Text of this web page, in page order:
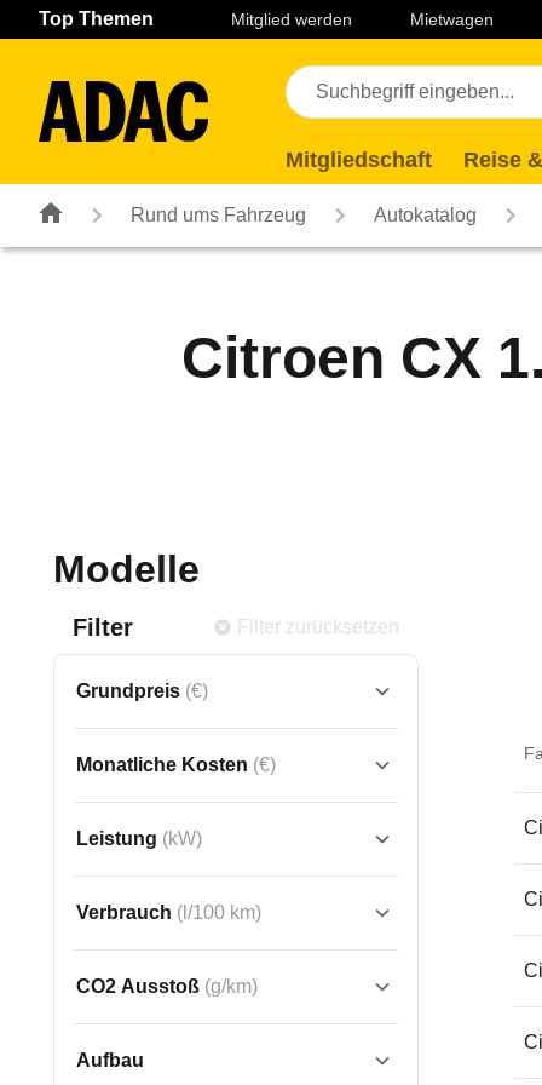
Navigation Seiteninhalt Fußzeile
Top Themen Mitglied werden Mietwagen
Mitgliedschaft Reise
Rund ums Fahrzeug Autokatalog
Citroen CX
Modelle
Filter Filter zurücksetzen
Grundpreis (€)
Monatliche Kosten (€)
Leistung (kW)
Verbrauch (l/100 km)
CO2 Ausstoß (g/km)
Aufbau